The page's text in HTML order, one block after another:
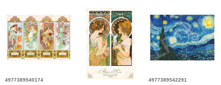
4977389540174
4977389542291